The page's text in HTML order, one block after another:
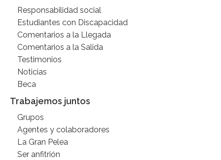
Responsabilidad social
Estudiantes con Discapacidad
Comentarios a la Llegada
Comentarios a la Salida
Testimonios
Noticias
Beca
Trabajemos juntos
Grupos
Agentes y colaboradores
La Gran Pelea
Ser anfitrión